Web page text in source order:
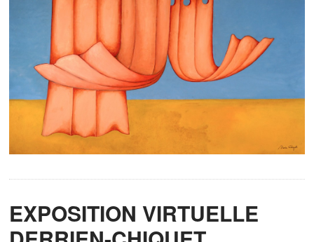
EXPOSITION VIRTUELLE